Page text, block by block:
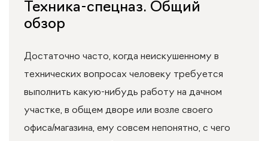
Техника-спецназ. Общий
обзор
Достаточно часто, когда неискушенному в
технических вопросах человеку требуется
выполнить какую-нибудь работу на дачном
участке, в общем дворе или возле своего
офиса/магазина, ему совсем непонятно, с чего